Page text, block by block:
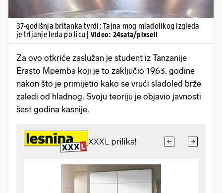
37-godišnja britanka tvrdi: Tajna mog mladolikog izgleda
je trljanje leda po licu
| Video: 24sata/pixsell
Za ovo otkriće zaslužan je student iz Tanzanije
Erasto Mpemba koji je to zaključio 1963. godine
nakon što je primijetio kako se vrući sladoled brže
zaledi od hladnog. Svoju teoriju je objavio javnosti
šest godina kasnije.